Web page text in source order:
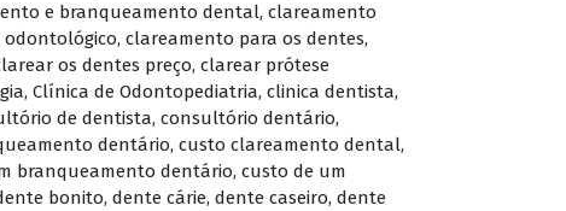
e branqueamento dental, clareamento
, clareamento para os dentes,
os dentes preço, clarear prótese
, Clínica de Odontopediatria, clinica dentista,
de dentista, consultório dentário,
dentário, custo clareamento dental,
branqueamento dentário, custo de um
bonito, dente cárie, dente caseiro, dente